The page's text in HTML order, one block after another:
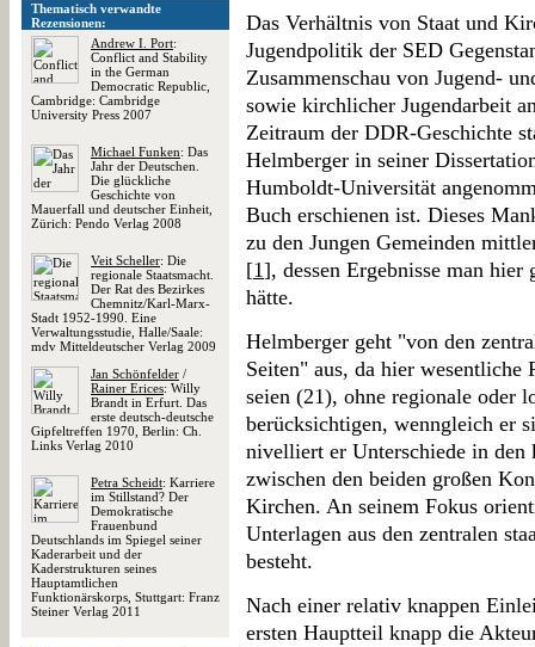
Thematisch verwandte
Rezensionen:
Andrew I. Port:
Conflict and Stability
in the German
Democratic Republic,
Cambridge: Cambridge
University Press 2007
Michael Funken: Das
Jahr der Deutschen.
Die glückliche
Geschichte von
Mauerfall und deutscher Einheit,
Zürich: Pendo Verlag 2008
Veit Scheller: Die
regionale Staatsmacht.
Der Rat des Bezirkes
Chemnitz/Karl-Marx-
Stadt 1952-1990. Eine
Verwaltungsstudie, Halle/Saale:
mdv Mitteldeutscher Verlag 2009
Jan Schönfelder /
Rainer Erices: Willy
Brandt in Erfurt. Das
erste deutsch-deutsche
Gipfeltreffen 1970, Berlin: Ch.
Links Verlag 2010
Petra Scheidt: Karriere
im Stillstand? Der
Demokratische
Frauenbund
Deutschlands im Spiegel seiner
Kaderarbeit und der
Kaderstrukturen seines
Hauptamtlichen
Funktionärskorps, Stuttgart: Franz
Steiner Verlag 2011
Das Verhältnis von Staat und
Jugendpolitik der SED
Zusammenschau von Jugend-
sowie kirchlicher Jugendarbeit
Zeitraum der DDR-Geschichte
Helmberger in seiner
Humboldt-Universität
Buch erschienen ist. Dieses
zu den Jungen Gemeinden
[1], dessen Ergebnisse man
hätte.
Helmberger geht "von den
Seiten" aus, da hier wesentliche
seien (21), ohne regionale oder
berücksichtigen, wenngleich er
nivelliert er Unterschiede in
zwischen den beiden großen
Kirchen. An seinem Fokus
Unterlagen aus den zentralen
besteht.
Nach einer relativ knappen
ersten Hauptteil knapp die